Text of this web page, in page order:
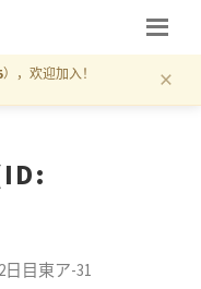
），欢迎加入！ ×
日目東ア-31